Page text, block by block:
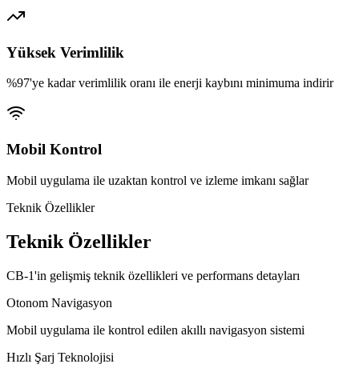
Yüksek Verimlilik
%97'ye kadar verimlilik oranı ile enerji kaybını minimuma indirir
Mobil Kontrol
Mobil uygulama ile uzaktan kontrol ve izleme imkanı sağlar
Teknik Özellikler
Teknik Özellikler
CB-1'in gelişmiş teknik özellikleri ve performans detayları
Otonom Navigasyon
Mobil uygulama ile kontrol edilen akıllı navigasyon sistemi
Hızlı Şarj Teknolojisi